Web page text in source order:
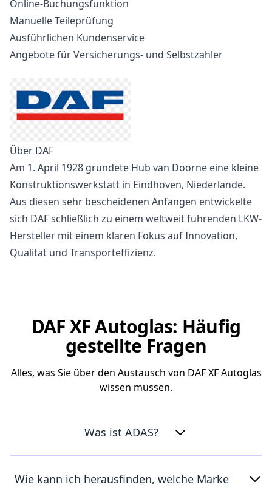
Online-Buchungsfunktion
Manuelle Teileprüfung
Ausführlichen Kundenservice
Angebote für Versicherungs- und Selbstzahler
Über DAF
Am 1. April 1928 gründete Hub van Doorne eine kleine
Konstruktionswerkstatt in Eindhoven, Niederlande.
Aus diesen sehr bescheidenen Anfängen entwickelte
sich DAF schließlich zu einem weltweit führenden LKW-
Hersteller mit einem klaren Fokus auf Innovation,
Qualität und Transporteffizienz.
DAF XF Autoglas: Häufig
gestellte Fragen
Alles, was Sie über den Austausch von DAF XF Autoglas
wissen müssen.
Was ist ADAS?
Wie kann ich herausfinden, welche Marke